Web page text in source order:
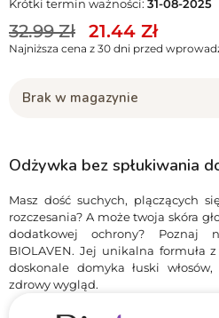
Krótki termin ważności: 31-08-2025
32.99Zł 21.44 Zł
Najniższa cena z 30 dni przed
Brak w magazynie
Odżywka bez spłukiwania
Masz dość suchych, plączących
rozczesania? A może twoja skóra
dodatkowej ochrony? Poznaj
BIOLAVEN. Jej unikalna formuła
doskonale domyka łuski
zdrowy wygląd.